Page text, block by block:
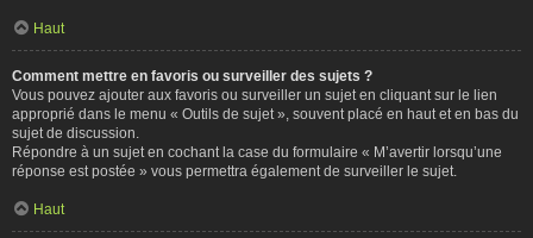
Haut
Comment mettre en favoris ou surveiller des sujets ?
Vous pouvez ajouter aux favoris ou surveiller un sujet en cliquant sur le lien
approprié dans le menu « Outils de sujet », souvent placé en haut et en bas du
sujet de discussion.
Répondre à un sujet en cochant la case du formulaire « M’avertir lorsqu’une
réponse est postée » vous permettra également de surveiller le sujet.
Haut